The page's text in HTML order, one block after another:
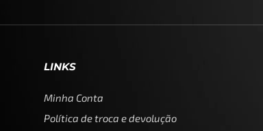
LINKS
Minha Conta
Política de troca e devolução